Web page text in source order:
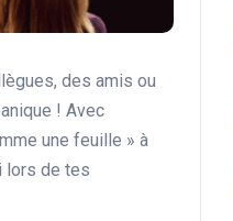
des amis ou
! Avec
une feuille » à
lors de tes